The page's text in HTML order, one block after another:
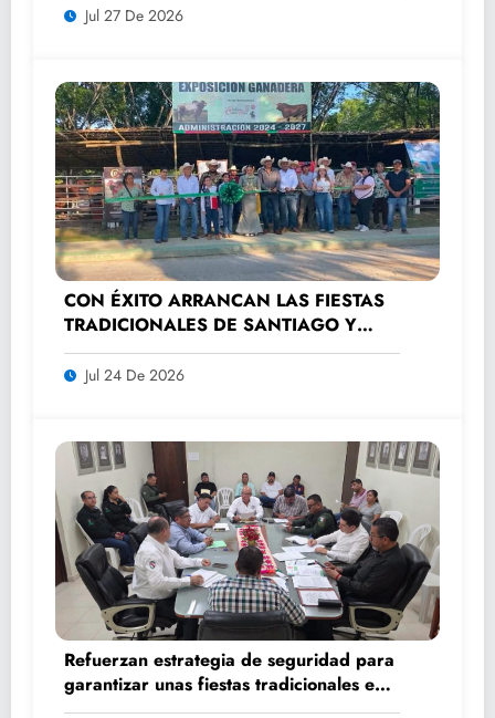
Jul 27 De 2026
CON ÉXITO ARRANCAN LAS FIESTAS
TRADICIONALES DE SANTIAGO Y
SANTA ANA 2026
Jul 24 De 2026
Refuerzan estrategia de seguridad para
garantizar unas fiestas tradicionales en
orden y tranquilidad